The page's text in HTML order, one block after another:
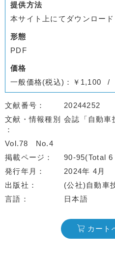
提供方法
本サイト上にてダウンロー
形態
PDF
価格
一般価格(税込)：￥1,100
文献番号
20244252
文献・情報種別
会誌「自動車
Vol.78
No.4
掲載ページ
90-95(Total 6
発行年月
2024年 4月
出版社
(公社)自動車
言語
日本語
カート